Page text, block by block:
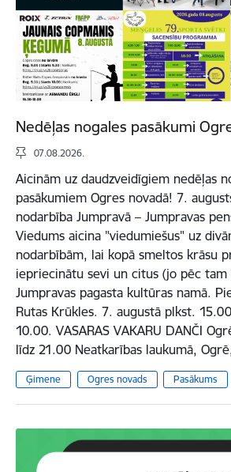
Nedēļas nogales pasākumi
07.08.2026.
Aicinām uz daudzveidīgiem nedēļas
pasākumiem Ogres novadā! 7.
nodarbība Jumpravā – Jumpravas
Viedums aicina "viedumiešus" uz
nodarbībām, lai kopā smeltos krāsu
iepriecinātu sevi un citus (jo pēc tam
Jumpravas pagasta kultūras namā.
Rutas Krūkles. 7. augustā plkst.
10.00. VASARAS VAKARU DANČI
līdz 21.00 Neatkarības laukumā,
Ģimene Ogres novads Pasākums